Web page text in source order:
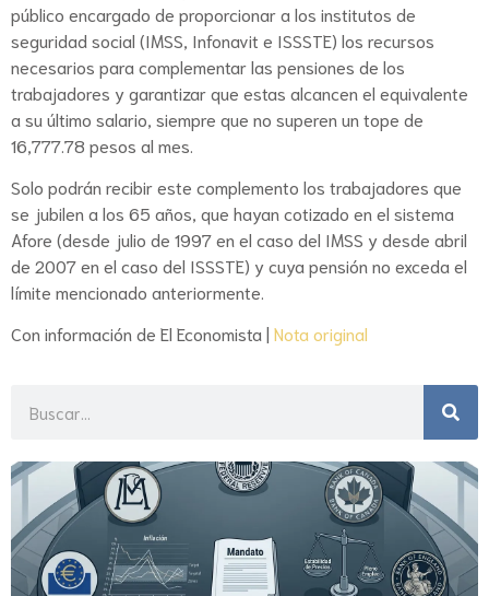
público encargado de proporcionar a los institutos de
seguridad social (IMSS, Infonavit e ISSSTE) los recursos
necesarios para complementar las pensiones de los
trabajadores y garantizar que estas alcancen el equivalente
a su último salario, siempre que no superen un tope de
16,777.78 pesos al mes.
Solo podrán recibir este complemento los trabajadores que
se jubilen a los 65 años, que hayan cotizado en el sistema
Afore (desde julio de 1997 en el caso del IMSS y desde abril
de 2007 en el caso del ISSSTE) y cuya pensión no exceda el
límite mencionado anteriormente.
Con información de El Economista | Nota original